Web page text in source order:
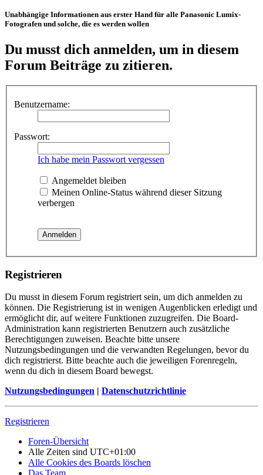
Unabhängige Informationen aus erster Hand für alle Panasonic Lumix-
Fotografen und solche, die es werden wollen
Du musst dich anmelden, um in diesem
Forum Beiträge zu zitieren.
Benutzername:
Passwort:
Ich habe mein Passwort vergessen
Angemeldet bleiben
Meinen Online-Status während dieser Sitzung
verbergen
Registrieren
Du musst in diesem Forum registriert sein, um dich anmelden zu
können. Die Registrierung ist in wenigen Augenblicken erledigt und
ermöglicht dir, auf weitere Funktionen zuzugreifen. Die Board-
Administration kann registrierten Benutzern auch zusätzliche
Berechtigungen zuweisen. Beachte bitte unsere
Nutzungsbedingungen und die verwandten Regelungen, bevor du
dich registrierst. Bitte beachte auch die jeweiligen Forenregeln,
wenn du dich in diesem Board bewegst.
Nutzungsbedingungen | Datenschutzrichtlinie
Registrieren
Foren-Übersicht
Alle Zeiten sind UTC+01:00
Alle Cookies des Boards löschen